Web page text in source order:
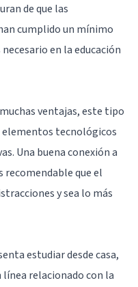
de que las
cumplido un mínimo
en la educación
ventajas, este tipo
tecnológicos
Una buena conexión a
que el
y sea lo más
estudiar desde casa,
línea relacionado con la